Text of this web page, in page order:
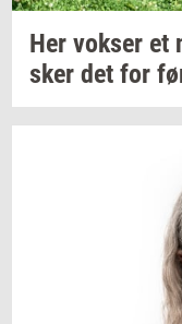
Her vok­ser et
sker det for